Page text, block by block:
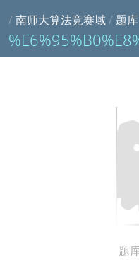
/南师大算法竞赛域/ 题库
题